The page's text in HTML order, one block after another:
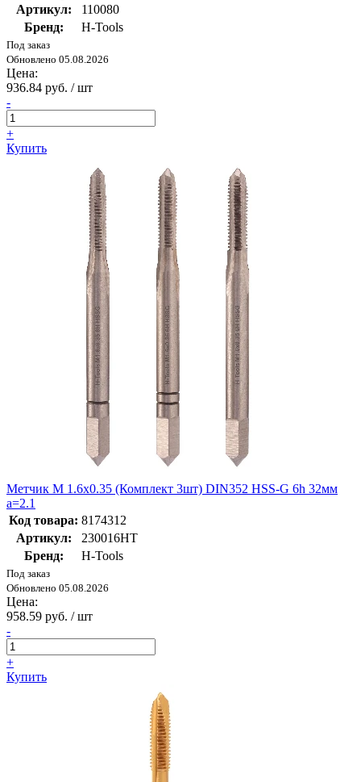
Артикул:
110080
Бренд:
H-Tools
Под заказ
Обновлено 05.08.2026
Цена:
936.84 руб. / шт
-
+
Купить
Метчик М 1.6х0.35 (Комплект 3шт) DIN352 HSS-G 6h 32мм
a=2.1
Код товара: 8174312
Артикул:
230016HT
Бренд:
H-Tools
Под заказ
Обновлено 05.08.2026
Цена:
958.59 руб. / шт
-
+
Купить